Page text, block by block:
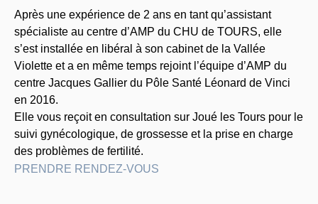
Après une expérience de 2 ans en tant qu’assistant
spécialiste au centre d’AMP du CHU de TOURS, elle
s’est installée en libéral à son cabinet de la Vallée
Violette et a en même temps rejoint l’équipe d’AMP du
centre Jacques Gallier du Pôle Santé Léonard de Vinci
en 2016.
Elle vous reçoit en consultation sur Joué les Tours pour le
suivi gynécologique, de grossesse et la prise en charge
des problèmes de fertilité.
PRENDRE RENDEZ-VOUS